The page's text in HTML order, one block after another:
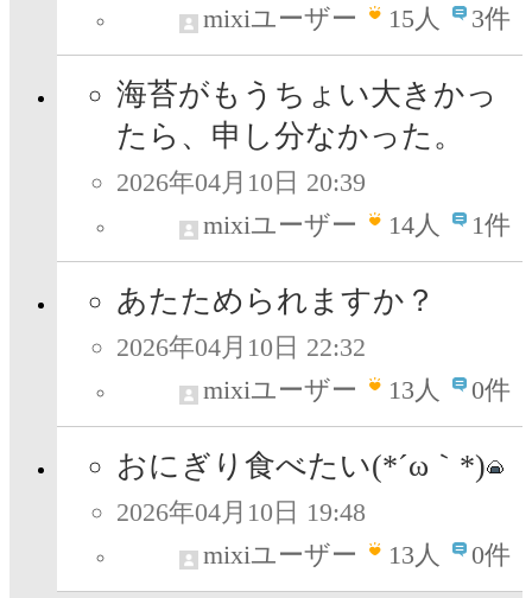
mixiユーザー
15人 3件
海苔がもうちょい大きかっ
たら、申し分なかった。
2026年04月10日 20:39
mixiユーザー
14人 1件
あたためられますか？
2026年04月10日 22:32
mixiユーザー
13人 0件
おにぎり食べたい(*´ω｀*)
2026年04月10日 19:48
mixiユーザー
13人 0件